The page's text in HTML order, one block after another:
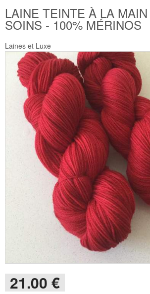
LAINE TEINTE À LA
SOINS - 100% MÉRINOS
Laines et Luxe
21.00 €